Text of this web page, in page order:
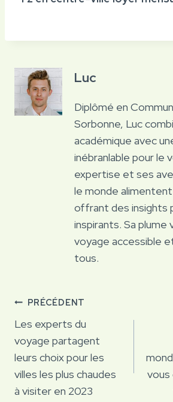
Luc
Diplômé en
Sorbonne, Luc
académique avec
inébranlable pour le
expertise et ses
le monde
offrant des insights
inspirants. Sa plume
voyage accessible
tous.
Navigation
de
l’article
PRÉCÉDENT
Les experts du
voyage partagent
leurs choix pour les
villes les plus chaudes
à visiter en 2023
vous